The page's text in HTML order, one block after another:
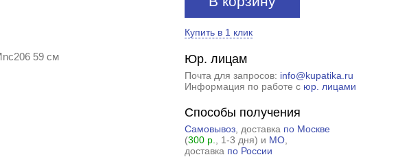
59 см
Купить в 1 клик
Юр. лицам
Почта для запросов: info@kupatika.ru
Информация по работе с юр. лицами
Способы получения
Самовывоз, доставка по Москве
(300 р. , 1-3 дня) и МО,
доставка по России